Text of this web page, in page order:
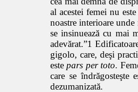
al acestei femei nu
noastre interioare
se insinuează cu mai
adevărat.”1
gigolo, care, deşi
este pars per toto.
care se îndrăgosteşte
dezumanizată.